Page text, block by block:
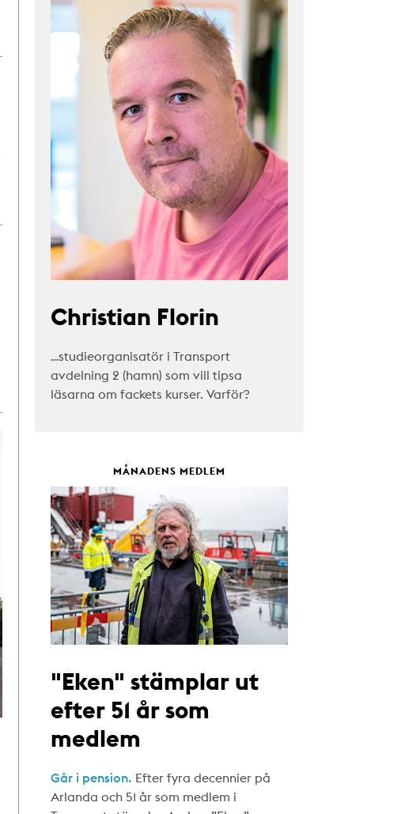
Christian Florin
…studieorganisatör i Transport
avdelning 2 (hamn) som vill tipsa
läsarna om fackets kurser. Varför?
MÅNADENS MEDLEM
"Eken" stämplar ut
efter 51 år som
medlem
Går i pension. Efter fyra decennier på
Arlanda och 51 år som medlem i